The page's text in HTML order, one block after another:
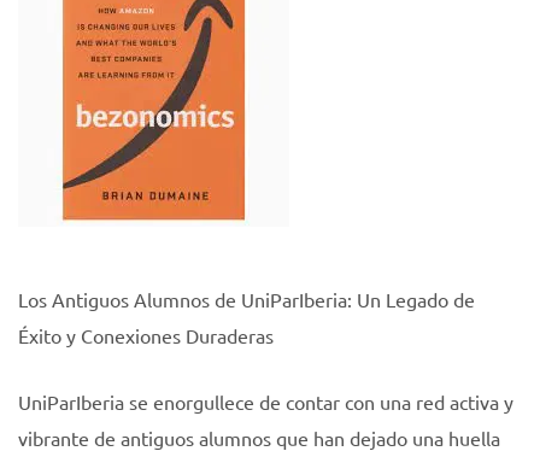
Los Antiguos Alumnos de UniParIberia: Un Legado de
Éxito y Conexiones Duraderas
UniParIberia se enorgullece de contar con una red activa y
vibrante de antiguos alumnos que han dejado una huella